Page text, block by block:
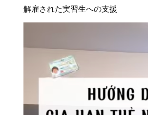
解雇された実習生への支援